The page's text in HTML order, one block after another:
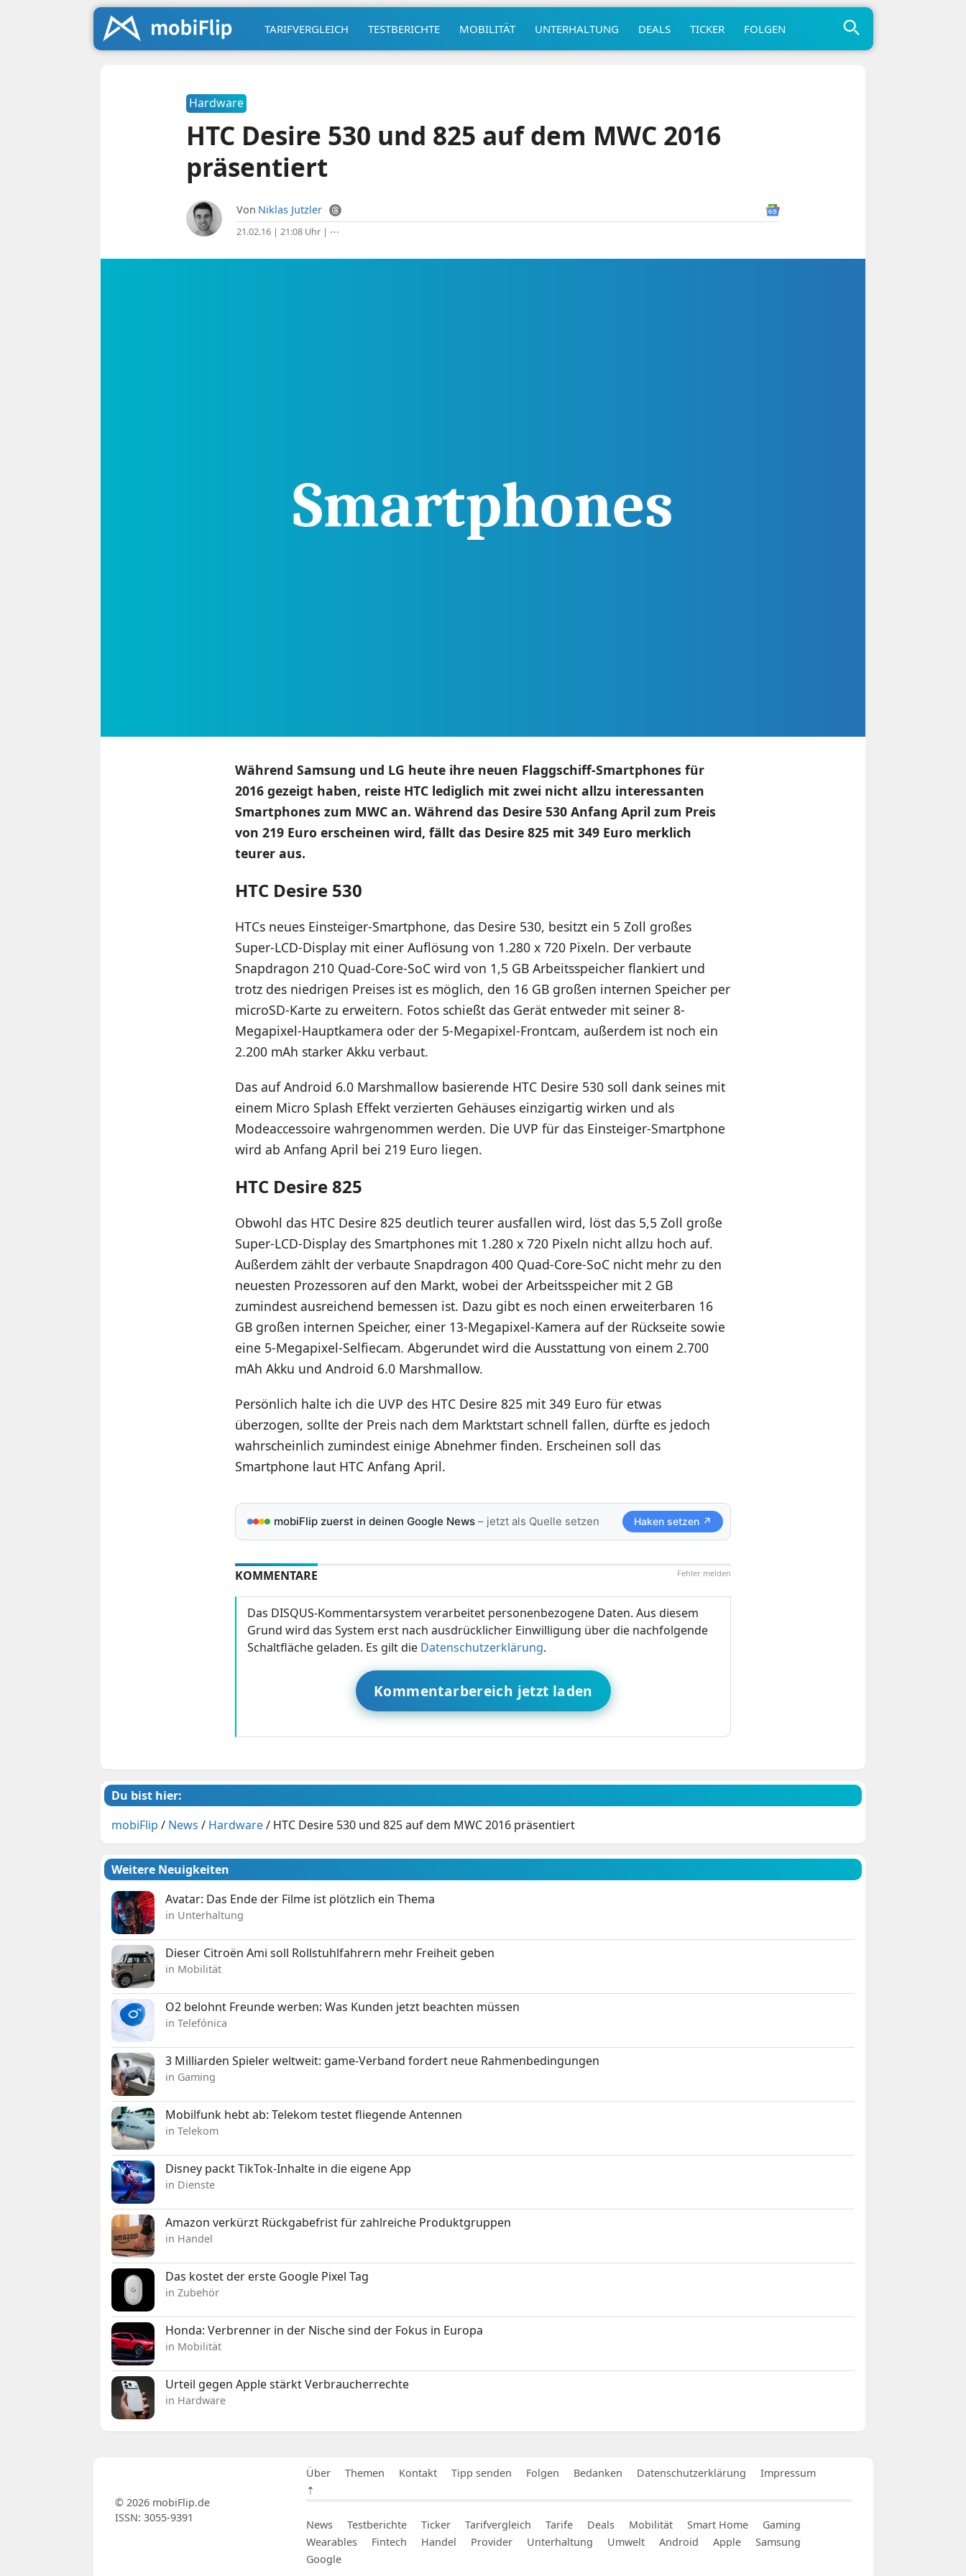
TARIFVERGLEICH TESTBERICHTE MOBILITÄT UNTERHALTUNG DEALS TICKER FOLGEN
Hardware
HTC Desire 530 und 825 auf dem MWC 2016
präsentiert
Von Niklas Jutzler
21.02.16 | 21:08 Uhr| ⋯
Während Samsung und LG heute ihre neuen Flaggschiff-Smartphones für
2016 gezeigt haben, reiste HTC lediglich mit zwei nicht allzu interessanten
Smartphones zum MWC an. Während das Desire 530 Anfang April zum Preis
von 219 Euro erscheinen wird, fällt das Desire 825 mit 349 Euro merklich
teurer aus.
HTC Desire 530
HTCs neues Einsteiger-Smartphone, das Desire 530, besitzt ein 5 Zoll großes
Super-LCD-Display mit einer Auflösung von 1.280 x 720 Pixeln. Der verbaute
Snapdragon 210 Quad-Core-SoC wird von 1,5 GB Arbeitsspeicher flankiert und
trotz des niedrigen Preises ist es möglich, den 16 GB großen internen Speicher per
microSD-Karte zu erweitern. Fotos schießt das Gerät entweder mit seiner 8-
Megapixel-Hauptkamera oder der 5-Megapixel-Frontcam, außerdem ist noch ein
2.200 mAh starker Akku verbaut.
Das auf Android 6.0 Marshmallow basierende HTC Desire 530 soll dank seines mit
einem Micro Splash Effekt verzierten Gehäuses einzigartig wirken und als
Modeaccessoire wahrgenommen werden. Die UVP für das Einsteiger-Smartphone
wird ab Anfang April bei 219 Euro liegen.
HTC Desire 825
Obwohl das HTC Desire 825 deutlich teurer ausfallen wird, löst das 5,5 Zoll große
Super-LCD-Display des Smartphones mit 1.280 x 720 Pixeln nicht allzu hoch auf.
Außerdem zählt der verbaute Snapdragon 400 Quad-Core-SoC nicht mehr zu den
neuesten Prozessoren auf den Markt, wobei der Arbeitsspeicher mit 2 GB
zumindest ausreichend bemessen ist. Dazu gibt es noch einen erweiterbaren 16
GB großen internen Speicher, einer 13-Megapixel-Kamera auf der Rückseite sowie
eine 5-Megapixel-Selfiecam. Abgerundet wird die Ausstattung von einem 2.700
mAh Akku und Android 6.0 Marshmallow.
Persönlich halte ich die UVP des HTC Desire 825 mit 349 Euro für etwas
überzogen, sollte der Preis nach dem Marktstart schnell fallen, dürfte es jedoch
wahrscheinlich zumindest einige Abnehmer finden. Erscheinen soll das
Smartphone laut HTC Anfang April.
mobiFlip zuerst in deinen Google News– jetzt als Quelle setzen Haken setzen ↗
Fehler melden
KOMMENTARE
Das DISQUS-Kommentarsystem verarbeitet personenbezogene Daten. Aus diesem
Grund wird das System erst nach ausdrücklicher Einwilligung über die nachfolgende
Schaltfläche geladen. Es gilt die Datenschutzerklärung.
Kommentarbereich jetzt laden
Du bist hier:
mobiFlip / News / Hardware/ HTC Desire 530 und 825 auf dem MWC 2016 präsentiert
Weitere Neuigkeiten
Avatar: Das Ende der Filme ist plötzlich ein Thema
in Unterhaltung
Dieser Citroën Ami soll Rollstuhlfahrern mehr Freiheit geben
in Mobilität
O2 belohnt Freunde werben: Was Kunden jetzt beachten müssen
in Telefónica
3 Milliarden Spieler weltweit: game-Verband fordert neue Rahmenbedingungen
in Gaming
Mobilfunk hebt ab: Telekom testet fliegende Antennen
in Telekom
Disney packt TikTok-Inhalte in die eigene App
in Dienste
Amazon verkürzt Rückgabefrist für zahlreiche Produktgruppen
in Handel
Das kostet der erste Google Pixel Tag
in Zubehör
Honda: Verbrenner in der Nische sind der Fokus in Europa
in Mobilität
Urteil gegen Apple stärkt Verbraucherrechte
in Hardware
Über Themen Kontakt Tipp senden Folgen Bedanken Datenschutzerklärung
Impressum
⇡
News Testberichte Ticker Tarifvergleich Tarife Deals Mobilität Smart Home
Gaming
Wearables
Fintech Handel Provider Unterhaltung Umwelt Android Apple
Samsung
Google
© 2026 mobiFlip.de
ISSN: 3055-9391